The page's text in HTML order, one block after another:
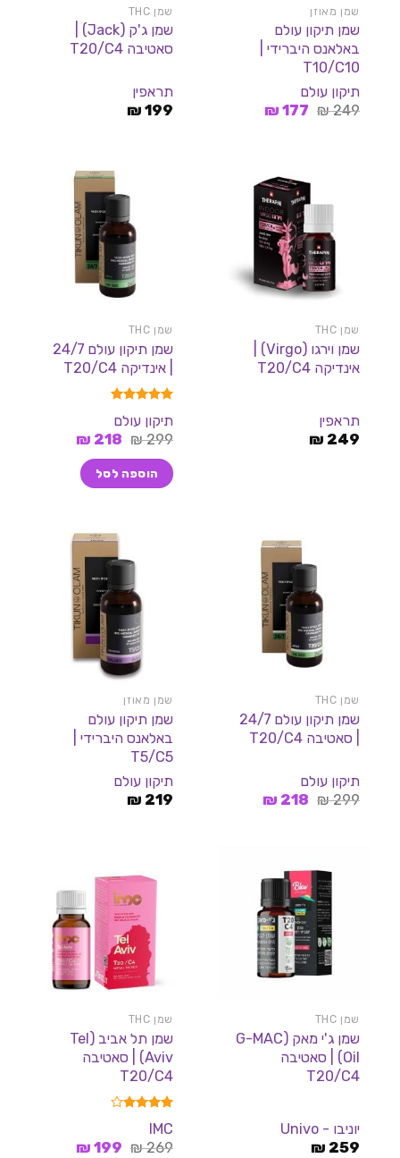
שמן מאוזן
שמן תיקון עולם
באלאנס היברידי |
T10/C10
תיקון עולם
249
₪ המחיר
177
₪המחיר
שמן THC
שמן ג'ק (Jack) |
סאטיבה T20/C4
תראפין
199
₪
שמן THC
שמן וירגו (Virgo) |
אינדיקה T20/C4
תראפין
249
₪
שמן THC
שמן תיקון עולם 24/7
| אינדיקה T20/C4
5.00
מתוך 5
תיקון עולם
299
₪ המחיר
היה:
299 ₪.
218
₪המחיר
הוספה לסל
שמן THC
שמן תיקון עולם 24/7
| סאטיבה T20/C4
תיקון עולם
299
₪ המחיר
218
₪המחיר
שמן מאוזן
שמן תיקון עולם
באלאנס היברידי |
T5/C5
תיקון עולם
219
₪
שמן THC
שמן ג'י מאק (G-MAC
Oil) | סאטיבה
T20/C4
יוניבו - Univo
259
₪
שמן THC
שמן תל אביב (Tel
Aviv) | סאטיבה
T20/C4
דורג
מתוך 5
IMC
269
₪ המחיר
199
₪המחיר